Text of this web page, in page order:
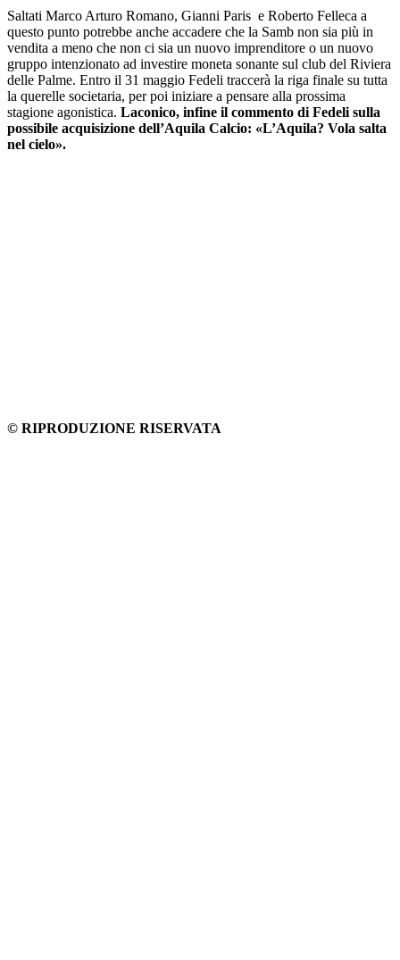
Saltati Marco Arturo Romano, Gianni Paris e Roberto Felleca a
questo punto potrebbe anche accadere che la Samb non sia più in
vendita a meno che non ci sia un nuovo imprenditore o un nuovo
gruppo intenzionato ad investire moneta sonante sul club del Riviera
delle Palme. Entro il 31 maggio Fedeli traccerà la riga finale su tutta
la querelle societaria, per poi iniziare a pensare alla prossima
stagione agonistica. Laconico, infine il commento di Fedeli sulla
possibile acquisizione dell’Aquila Calcio: «L’Aquila? Vola salta
nel cielo».
© RIPRODUZIONE RISERVATA